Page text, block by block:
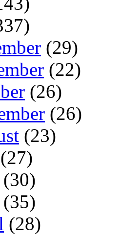
(29)
(22)
(26)
(26)
(23)
(27)
(30)
(35)
(28)